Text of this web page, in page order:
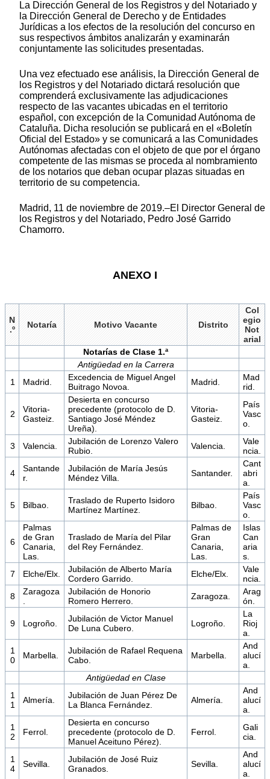
La Dirección General de los Registros y del Notariado y
la Dirección General de Derecho y de Entidades
Jurídicas a los efectos de la resolución del concurso en
sus respectivos ámbitos analizarán y examinarán
conjuntamente las solicitudes presentadas.
Una vez efectuado ese análisis, la Dirección General de
los Registros y del Notariado dictará resolución que
comprenderá exclusivamente las adjudicaciones
respecto de las vacantes ubicadas en el territorio
español, con excepción de la Comunidad Autónoma de
Cataluña. Dicha resolución se publicará en el «Boletín
Oficial del Estado» y se comunicará a las Comunidades
Autónomas afectadas con el objeto de que por el órgano
competente de las mismas se proceda al nombramiento
de los notarios que deban ocupar plazas situadas en
territorio de su competencia.
Madrid, 11 de noviembre de 2019.–El Director General de
los Registros y del Notariado, Pedro José Garrido
Chamorro.
ANEXO I
N
.º
Notaría Motivo Vacante Distrito
Col
egio
Not
arial
Notarías de Clase 1.ª
Antigüedad en la Carrera
1
Madrid.
Excedencia de Miguel Angel
Buitrago Novoa.
Madrid.
Mad
rid.
2
Vitoria-
Gasteiz.
Desierta en concurso
precedente (protocolo de D.
Santiago José Méndez
Ureña).
Vitoria-
Gasteiz.
País
Vasc
o.
3 Valencia.
Jubilación de Lorenzo Valero
Rubio.
Valencia.
Vale
ncia.
4
Santande
r.
Jubilación de María Jesús
Méndez Villa.
Santander.
Cant
abri
a.
5 Bilbao.
Traslado de Ruperto Isidoro
Martínez Martínez.
Bilbao.
País
Vasc
o.
6
Palmas
de Gran
Canaria,
Las.
Traslado de María del Pilar
del Rey Fernández.
Palmas de
Gran
Canaria,
Las.
Islas
Can
aria
s.
7
Elche/Elx.
Jubilación de Alberto María
Cordero Garrido.
Elche/Elx.
Vale
ncia.
8
Zaragoza
Jubilación de Honorio
Romero Herrero.
Zaragoza.
Arag
ón.
9 Logroño.
Jubilación de Victor Manuel
De Luna Cubero.
Logroño.
La
Rioj
a.
1
0
Marbella.
Jubilación de Rafael Requena
Cabo.
Marbella.
And
alucí
a.
Antigüedad en Clase
1
1
Almería.
Jubilación de Juan Pérez De
La Blanca Fernández.
Almería.
And
alucí
a.
1
2
Ferrol.
Desierta en concurso
precedente (protocolo de D.
Manuel Aceituno Pérez).
Ferrol.
Gali
cia.
1
4
Sevilla.
Jubilación de José Ruiz
Granados.
Sevilla.
And
alucí
a.